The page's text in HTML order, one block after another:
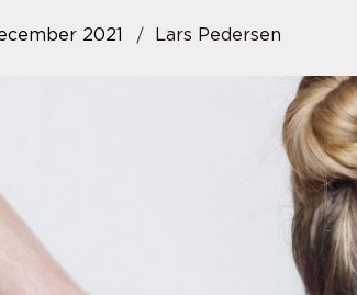
2021 Lars Pedersen